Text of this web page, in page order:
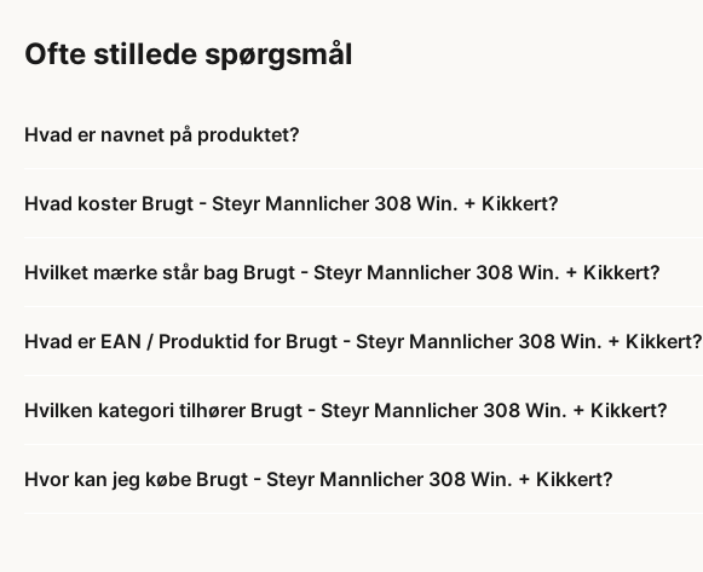
Ofte stillede spørgsmål
Hvad er navnet på produktet?
Hvad koster Brugt - Steyr Mannlicher 308 Win. + Kikkert?
Hvilket mærke står bag Brugt - Steyr Mannlicher 308 Win. + Kikkert?
Hvad er EAN / Produktid for Brugt - Steyr Mannlicher 308 Win. + Kikkert?
Hvilken kategori tilhører Brugt - Steyr Mannlicher 308 Win. + Kikkert?
Hvor kan jeg købe Brugt - Steyr Mannlicher 308 Win. + Kikkert?